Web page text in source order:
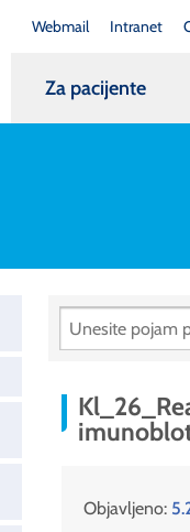
Webmail Intranet
Za pacijente
Objavljeno: